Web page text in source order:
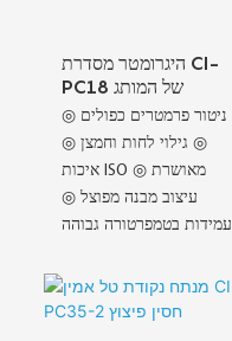
היגרומטר מסדרת CI-
PC18 של המותג
◎ ניטור פרמטרים כפולים
◎ גילוי לחות וחמצן ◎
איכות ISO מאושרת ◎
עיצוב מבנה מפוצל ◎
עמידות בטמפרטורה גבוהה